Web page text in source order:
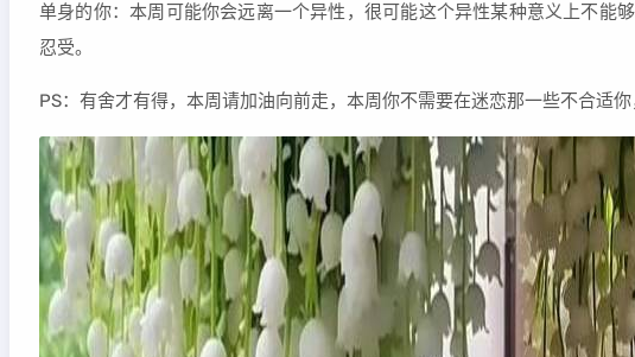
单身的你：本周可能你会远离一个异性，很可能这个异性某种意义上不能
忍受。
PS：有舍才有得，本周请加油向前走，本周你不需要在迷恋那一些不合适